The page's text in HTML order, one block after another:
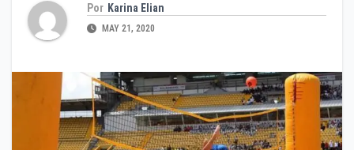
Por Karina Elian
MAY 21, 2020